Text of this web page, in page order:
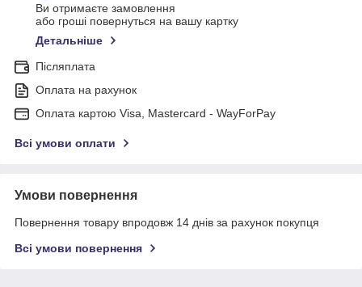
Ви отримаєте замовлення
або гроші повернуться на вашу картку
Детальніше
Післяплата
Оплата на рахунок
Оплата картою Visa, Mastercard - WayForPay
Всі умови оплати
Умови повернення
Повернення товару впродовж 14 днів за рахунок покупця
Всі умови повернення